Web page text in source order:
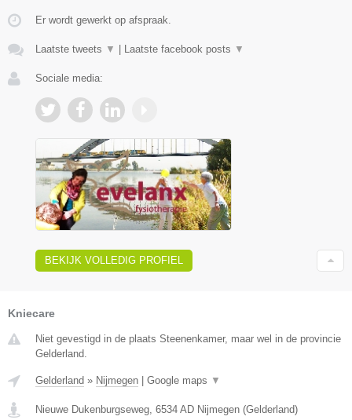
Er wordt gewerkt op afspraak.
Laatste tweets ▼ Laatste facebook posts ▼
Sociale media:
BEKIJK VOLLEDIG PROFIEL
Kniecare
Niet gevestigd in de plaats Steenenkamer, maar wel in de provincie
Gelderland.
Gelderland » Nijmegen Google maps ▼
Nieuwe Dukenburgseweg 6534 AD Nijmegen (Gelderland)